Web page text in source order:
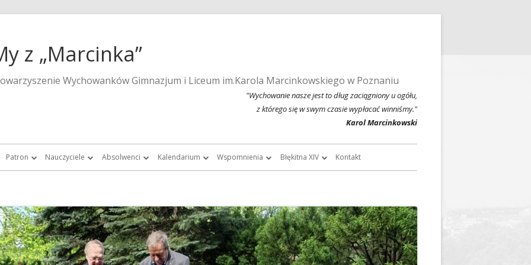
z „Marcinka”
Wychowanków Gimnazjum i Liceum im.Karola Marcinkowskiego w Poznaniu
"Wychowanie nasze jest to dług zaciągniony u ogółu,
z którego się w swym czasie wypłacać winniśmy."
Karol Marcinkowski
Gimnazjum i Liceum im.
w Poznaniu
Patron
Posąg Karola Marcinkowskiego
Lista fundatorów posągu patrona
Nauczyciele
Nauczyciele „Marcinka” po roku 1945
Absolwenci
Chór Absolwentów Antoniego
Grochowalskiego
Chór Di Nuovo
Kalendarium
Kalendarium 2013
Kalendarium 2012
Kalendarium 2011
Wspomnienia
Tygodnik Żakowski
Fotografie archiwalne
Filmy
Błękitna XIV
Historia Błękitnej XIV i jej tradycje
Błękitna XIV w latach 1999 – 2004
Jednodniówka z okazji 80-lecia
Kontakt